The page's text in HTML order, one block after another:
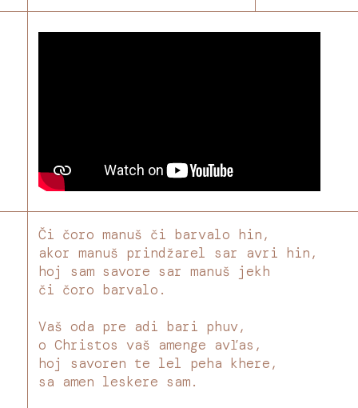
Či čoro manuš či barvalo hin,
akor manuš prindžarel sar avri hin,
hoj sam savore sar manuš jekh
či čoro barvalo.
Vaš oda pre adi bari phuv,
o Christos vaš amenge avľas,
hoj savoren te lel peha khere,
sa amen leskere sam.